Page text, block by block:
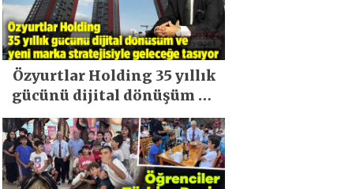
Özyurtlar Holding 35 yıllık
gücünü dijital dönüşüm ve
yeni marka stratejisiyle
geleceğe taşıyor